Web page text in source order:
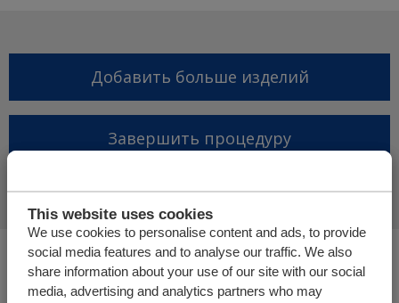
This website uses cookies
We use cookies to personalise content and ads, to provide
social media features and to analyse our traffic. We also
share information about your use of our site with our social
media, advertising and analytics partners who may
Добавить больше изделий
Завершить процедуру
Вы находитесь здесь:
Грузовой пол | Горизонтальная (не)погрузочная